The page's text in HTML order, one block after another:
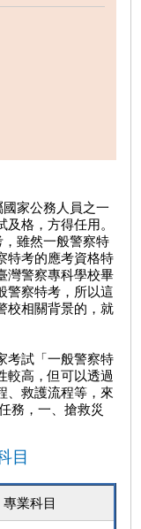
國家公務人員之一
格，方得任用。
雖然一般警察特
特考的應考資格特
灣警察專科學校畢
警察特考，所以這
校相關背景的，就
考試「一般警察特
較高，但可以透過
、救護流程等，來
務，一、搶救災
目
專業科目